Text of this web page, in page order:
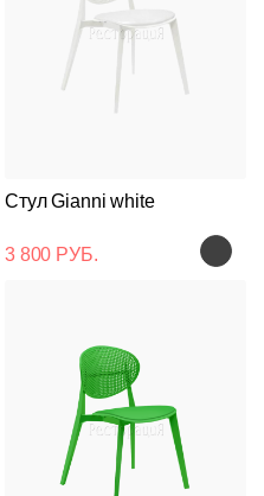
Стул Gianni white
3 800 РУБ.